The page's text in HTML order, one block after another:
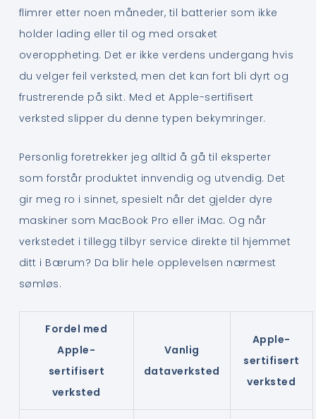
flimrer etter noen måneder, til batterier som ikke
holder lading eller til og med orsaket
overoppheting. Det er ikke verdens undergang hvis
du velger feil verksted, men det kan fort bli dyrt og
frustrerende på sikt. Med et Apple-sertifisert
verksted slipper du denne typen bekymringer.
Personlig foretrekker jeg alltid å gå til eksperter
som forstår produktet innvendig og utvendig. Det
gir meg ro i sinnet, spesielt når det gjelder dyre
maskiner som MacBook Pro eller iMac. Og når
verkstedet i tillegg tilbyr service direkte til hjemmet
ditt i Bærum? Da blir hele opplevelsen nærmest
sømløs.
Fordel med
Apple-
sertifisert
verksted
Vanlig
dataverksted
Apple-
sertifisert
verksted